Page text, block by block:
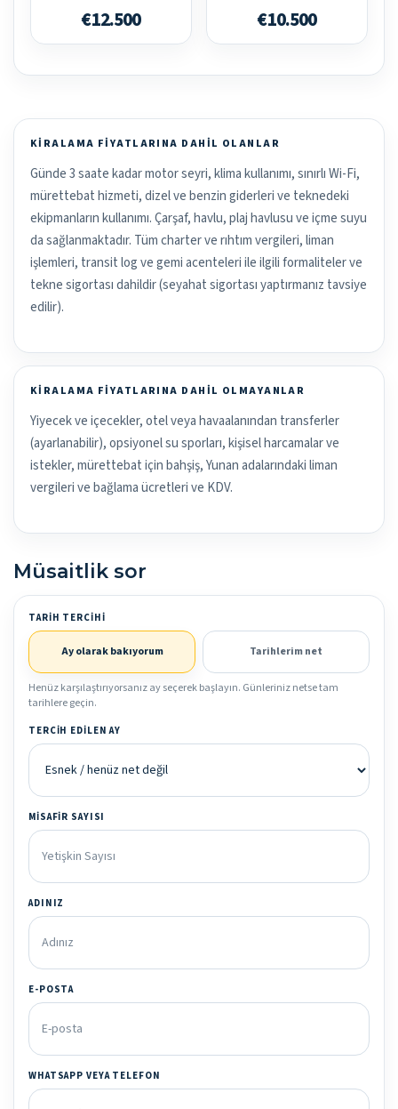
€12.500 €10.500
KIRALAMA FIYATLARINA DAHIL OLANLAR
Günde 3 saate kadar motor seyri, klima kullanımı, sınırlı Wi-Fi,
mürettebat hizmeti, dizel ve benzin giderleri ve teknedeki
ekipmanların kullanımı. Çarşaf, havlu, plaj havlusu ve içme suyu
da sağlanmaktadır. Tüm charter ve rıhtım vergileri, liman
işlemleri, transit log ve gemi acenteleri ile ilgili formaliteler ve
tekne sigortası dahildir (seyahat sigortası yaptırmanız tavsiye
edilir).
KIRALAMA FIYATLARINA DAHIL OLMAYANLAR
Yiyecek ve içecekler, otel veya havaalanından transferler
(ayarlanabilir), opsiyonel su sporları, kişisel harcamalar ve
istekler, mürettebat için bahşiş, Yunan adalarındaki liman
vergileri ve bağlama ücretleri ve KDV.
Müsaitlik sor
TARIH TERCIHI
Ay olarak bakıyorum Tarihlerim net
Henüz karşılaştırıyorsanız ay seçerek başlayın. Günleriniz netse tam
tarihlere geçin.
TERCIH EDILEN AY
MISAFIR SAYISI
ADINIZ
E-POSTA
WHATSAPP VEYA TELEFON